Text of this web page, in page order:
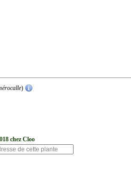
)
chez Cloo